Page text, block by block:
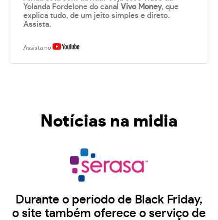
Yolanda Fordelone do canalVivo Money, que
explica tudo, de um jeito simples e direto.
Assista.
Assista no
Notícias na midia
Durante o período de Black Friday,
o site também oferece o serviço de